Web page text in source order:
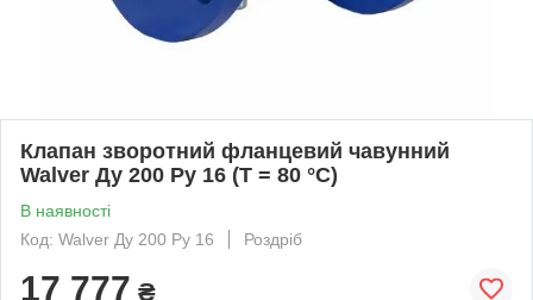
Клапан зворотний фланцевий чавунний
Walver Ду 200 Ру 16 (Т = 80 °С)
В наявності
Код: Walver Ду 200 Ру 16
Роздріб
17 777 ₴